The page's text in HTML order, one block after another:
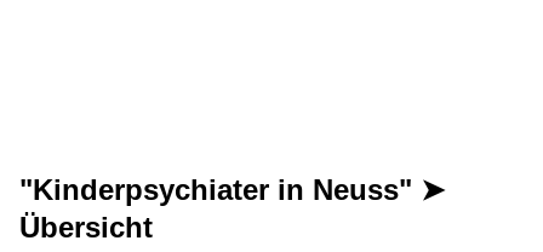
"Kinderpsychiater in Neuss" ➤
Übersicht